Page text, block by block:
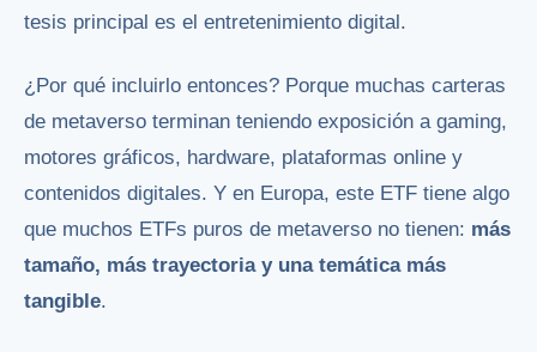
tesis principal es el entretenimiento digital.
¿Por qué incluirlo entonces? Porque muchas carteras
de metaverso terminan teniendo exposición a gaming,
motores gráficos, hardware, plataformas online y
contenidos digitales. Y en Europa, este ETF tiene algo
que muchos ETFs puros de metaverso no tienen: más
tamaño, más trayectoria y una temática más
tangible.